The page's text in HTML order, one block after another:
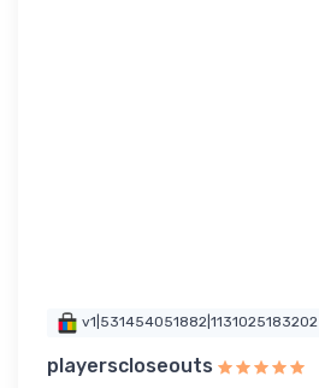
v1|531454051882|1131025183202
playerscloseouts